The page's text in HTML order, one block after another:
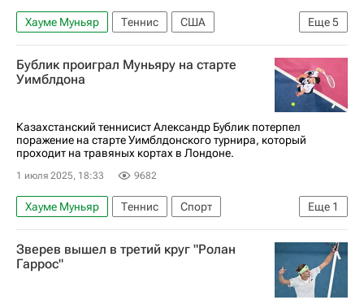
Еще5
Хауме Муньяр Теннис
США
Нью-Йорк (город)
Казахстан
Александр Бублик
Янник Синнер
Бублик проиграл Муньяру на старте
Уимблдона
Казахстанский теннисист Александр Бублик потерпел
поражение на старте Уимблдонского турнира, который
проходит на травяных кортах в Лондоне.
1 июля 2025, 18:33 9682
Еще 1
Хауме Муньяр Теннис
Спорт
Александр Бублик
Зверев вышел в третий круг "Ролан
Гаррос"